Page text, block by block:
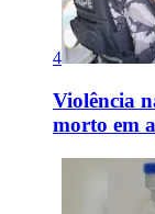
4
Violência
morto em